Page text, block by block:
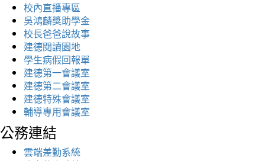
校內直播專區
吳鴻麟獎助學金
校長爸爸說故事
建德閱讀園地
學生病假回報單
建德第一會議室
建德第二會議室
建德特殊會議室
輔導專用會議室
公務連結
雲端差勤系統